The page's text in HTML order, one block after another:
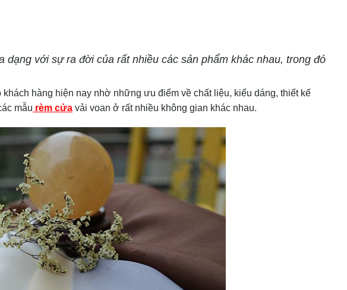
với sự ra đời của rất nhiều các sản phẩm khác nhau, trong đó
hàng hiện nay nhờ những ưu điểm về chất liệu, kiểu dáng, thiết kế
mẫu rèm cửa vải voan ở rất nhiều không gian khác nhau.